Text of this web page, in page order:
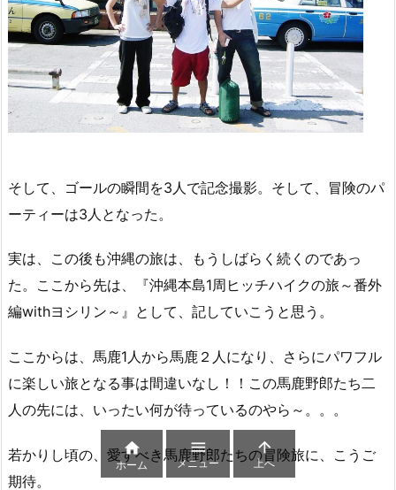
そして、ゴールの瞬間を3人で記念撮影。そして、冒険のパ
ーティーは3人となった。
実は、この後も沖縄の旅は、もうしばらく続くのであっ
た。ここから先は、『沖縄本島1周ヒッチハイクの旅～番外
編withヨシリン～』として、記していこうと思う。
ここからは、馬鹿1人から馬鹿２人になり、さらにパワフル
に楽しい旅となる事は間違いなし！！この馬鹿野郎たち二
人の先には、いったい何が待っているのやら～。。。
若かりし頃の、愛すべき馬鹿野郎たちの冒険旅に、こうご
期待。

ホーム

メニュー

上へ